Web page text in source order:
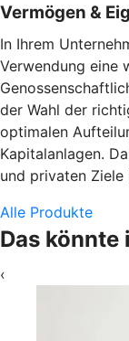
Vermögen &
In Ihrem
Verwendung eine
der Wahl der
optimalen
Kapitalanlagen.
und privaten Ziele
Alle Produkte
Das könnte
‹